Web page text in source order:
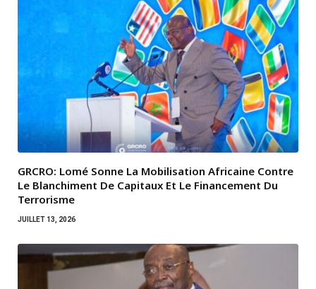
GRCRO: Lomé Sonne La Mobilisation Africaine Contre
Le Blanchiment De Capitaux Et Le Financement Du
Terrorisme
JUILLET 13, 2026